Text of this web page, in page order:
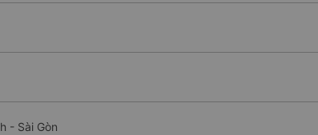
- Sài Gòn